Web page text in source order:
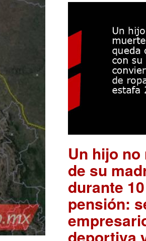
Un hijo
de su
durante
pensión: